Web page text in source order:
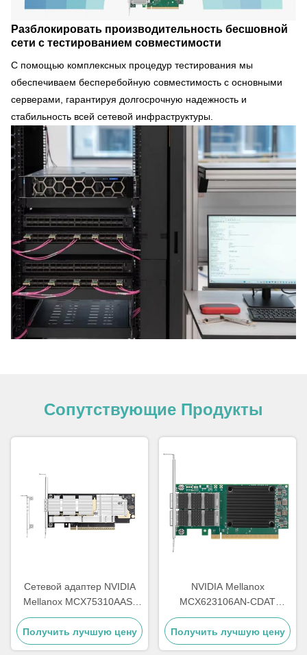
Разблокировать производительность бесшовной
сети с тестированием совместимости
С помощью комплексных процедур тестирования мы
обеспечиваем бесперебойную совместимость с основными
серверами, гарантируя долгосрочную надежность и
стабильность всей сетевой инфраструктуры.
Сопутствующие Продукты
Сетевой адаптер NVIDIA
Mellanox MCX75310AAS-
NEAT ConnectX®-7
InfiniBand & Ethernet,
400GbE/NDR,
Получить лучшую цену
NVIDIA Mellanox
MCX623106AN-CDAT
ConnectX-6 Dx EN сетевая
интерфейсная карта,
100GbE с двумя портами
Получить лучшую цену